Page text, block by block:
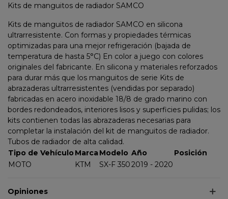
Kits de manguitos de radiador SAMCO
Kits de manguitos de radiador SAMCO en silicona
ultrarresistente. Con formas y propiedades térmicas
optimizadas para una mejor refrigeración (bajada de
temperatura de hasta 5°C) En color a juego con colores
originales del fabricante. En silicona y materiales reforzados
para durar más que los manguitos de serie Kits de
abrazaderas ultrarresistentes (vendidas por separado)
fabricadas en acero inoxidable 18/8 de grado marino con
bordes redondeados, interiores lisos y superficies pulidas; los
kits contienen todas las abrazaderas necesarias para
completar la instalación del kit de manguitos de radiador.
Tubos de radiador de alta calidad.
Tipo de Vehículo MarcaModelo Año
Posición
MOTO
KTM SX-F 3502019 - 2020
Opiniones